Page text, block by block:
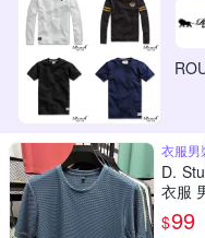
衣服男
D.
衣服
$99